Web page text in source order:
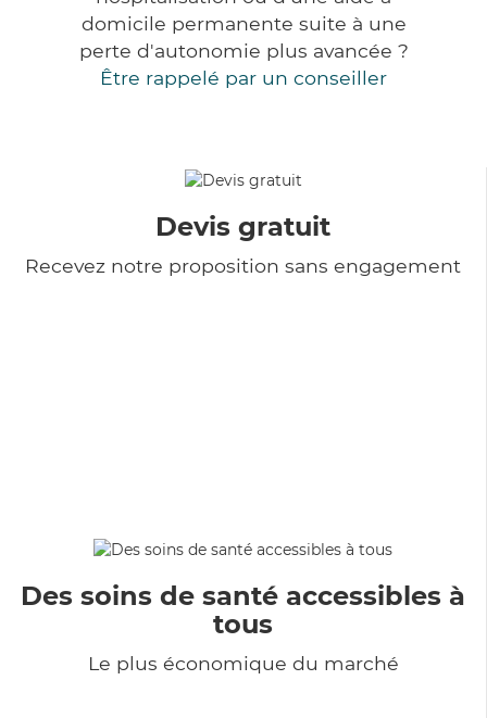
domicile permanente suite à une
perte d'autonomie plus avancée ?
Être rappelé par un conseiller
Devis gratuit
Recevez notre proposition sans engagement
Des soins de santé accessibles à
tous
Le plus économique du marché